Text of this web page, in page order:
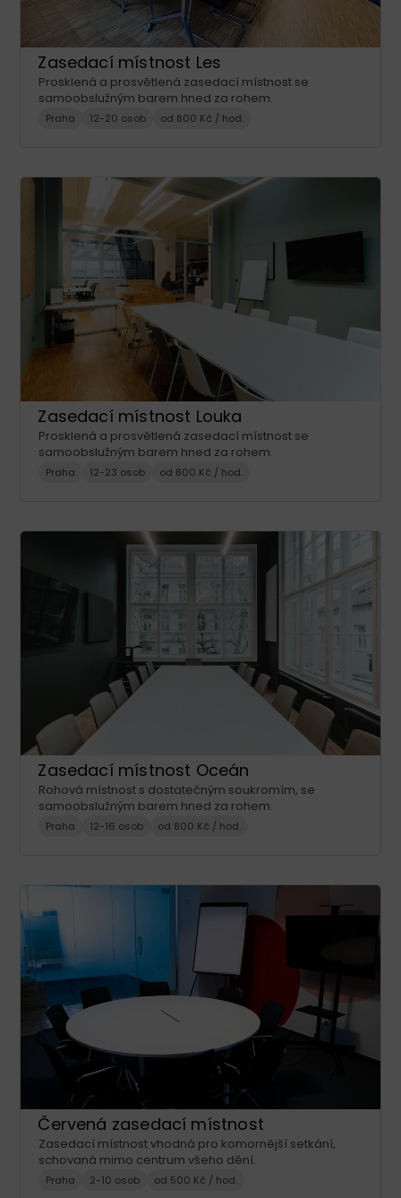
Zasedací místnost Les
Prosklená a prosvětlená zasedací místnost se
samoobslužným barem hned za rohem.
Praha 12-20 osob od 800 Kč / hod.
Zasedací místnost Louka
Prosklená a prosvětlená zasedací místnost se
samoobslužným barem hned za rohem.
Praha 12-23 osob od 800 Kč / hod.
Zasedací místnost Oceán
Rohová místnost s dostatečným soukromím, se
samoobslužným barem hned za rohem.
Praha 12-16 osob od 800 Kč / hod.
Červená zasedací místnost
Zasedací místnost vhodná pro komornější setkání,
schovaná mimo centrum všeho dění.
Praha 2-10 osob od 500 Kč / hod.